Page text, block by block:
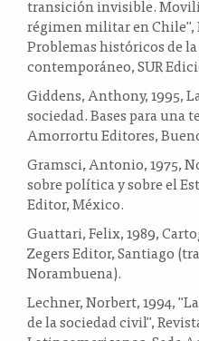
transición invisible.
régimen militar en Chile",
Problemas históricos de
contemporáneo, SUR
Giddens, Anthony, 1995,
sociedad. Bases para una
Amorrortu Editores,
Gramsci, Antonio, 1975,
sobre política y sobre el
Editor, México.
Guattari, Felix, 1989,
Zegers Editor, Santiago
Norambuena).
Lechner, Norbert, 1994,
de la sociedad civil",